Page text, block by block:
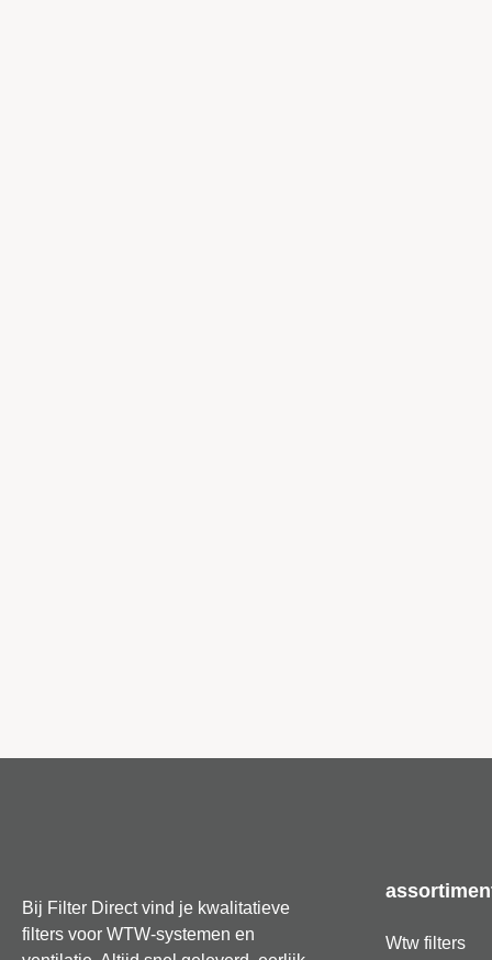
Bij Filter Direct vind je kwalitatieve
filters voor WTW-systemen en
Wtw filters